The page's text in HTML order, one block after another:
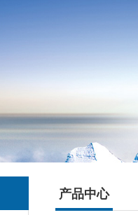
产品中心